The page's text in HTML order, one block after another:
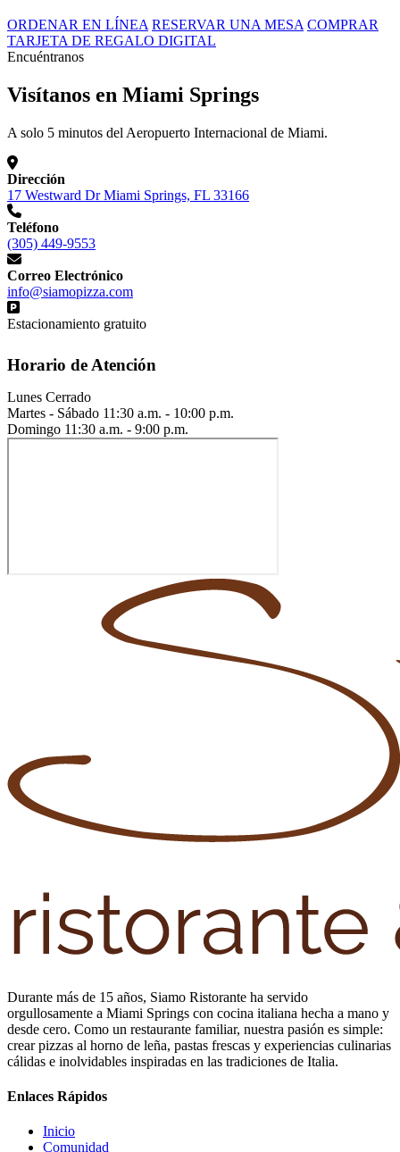
ORDENAR EN LÍNEA RESERVAR UNA MESA COMPRAR
TARJETA DE REGALO DIGITAL
Encuéntranos
Visítanos en Miami Springs
A solo 5 minutos del Aeropuerto Internacional de Miami.
Dirección
17 Westward Dr Miami Springs, FL 33166
Teléfono
(305) 449-9553
Correo Electrónico
info@siamopizza.com
Estacionamiento gratuito
Horario de Atención
Lunes Cerrado
Martes - Sábado 11:30 a.m. - 10:00 p.m.
Domingo 11:30 a.m. - 9:00 p.m.
Durante más de 15 años, Siamo Ristorante ha servido
orgullosamente a Miami Springs con cocina italiana hecha a mano y
desde cero. Como un restaurante familiar, nuestra pasión es simple:
crear pizzas al horno de leña, pastas frescas y experiencias culinarias
cálidas e inolvidables inspiradas en las tradiciones de Italia.
Enlaces Rápidos
Inicio
Comunidad